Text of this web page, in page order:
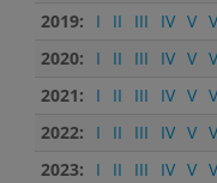
2019:
I II III IV V
2020:
I II III IV V
2021:
I II III IV V
2022:
I II III IV V
2023:
I II III IV V